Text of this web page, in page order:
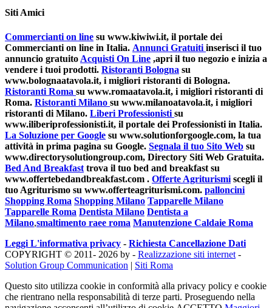
Siti Amici
Commercianti on line su www.kiwiwi.it, il portale dei
Commercianti on line in Italia. Annunci Gratuiti inserisci il tuo
annuncio gratuito Acquisti On Line ,apri il tuo negozio e inizia a
vendere i tuoi prodotti. Ristoranti Bologna su
www.bolognaatavola.it, i migliori ristoranti di Bologna.
Ristoranti Roma su www.romaatavola.it, i migliori ristoranti di
Roma. Ristoranti Milano su www.milanoatavola.it, i migliori
ristoranti di Milano. Liberi Professionisti su
www.iliberiprofessionisti.it, il portale dei Professionisti in Italia.
La Soluzione per Google su www.solutionforgoogle.com, la tua
attività in prima pagina su Google. Segnala il tuo Sito Web su
www.directorysolutiongroup.com, Directory Siti Web Gratuita.
Bed And Breakfast trova il tuo bed and breakfast su
www.offertebedandbreakfast.com . Offerte Agriturismi scegli il
tuo Agriturismo su www.offerteagriturismi.com. palloncini
Shopping Roma Shopping Milano Tapparelle Milano
Tapparelle Roma Dentista Milano Dentista a
Milano,smaltimento raee roma Manutenzione Caldaie Roma
Leggi L'informativa privacy - Richiesta Cancellazione Dati
COPYRIGHT © 2011- 2026 by - Realizzazione siti internet -
Solution Group Communication | Siti Roma
Questo sito utilizza cookie in conformità alla privacy policy e cookie
che rientrano nella responsabilità di terze parti. Proseguendo nella